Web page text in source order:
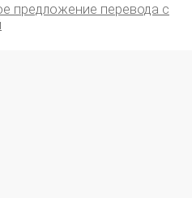
предложение перевода с